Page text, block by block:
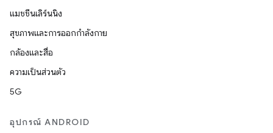
แมชชีนเลิร์นนิง
สุขภาพและการออกกำลังกาย
กล้องและสื่อ
ความเป็นส่วนตัว
5G
อุปกรณ์ ANDROID